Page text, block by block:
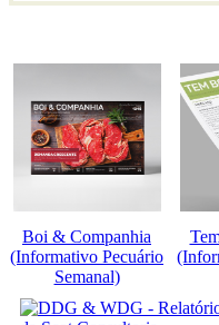
Boi & Companhia
(Informativo Pecuário
Semanal)